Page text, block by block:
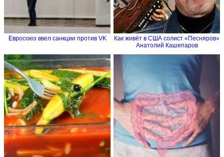
Евросоюз ввел санкции против VK
Как живёт в США солист «Песняров»
Анатолий Кашепаров